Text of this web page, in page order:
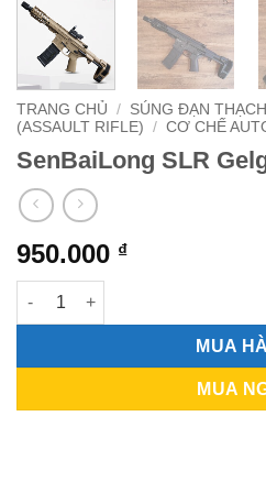
TRANG CHỦ / SÚNG ĐẠN THẠCH
(ASSAULT RIFLE)
/ CƠ CHẾ
SenBaiLong SLR
950.000 ₫
SenBaiLong SLR Gelgun số lượng
MUA
MUA